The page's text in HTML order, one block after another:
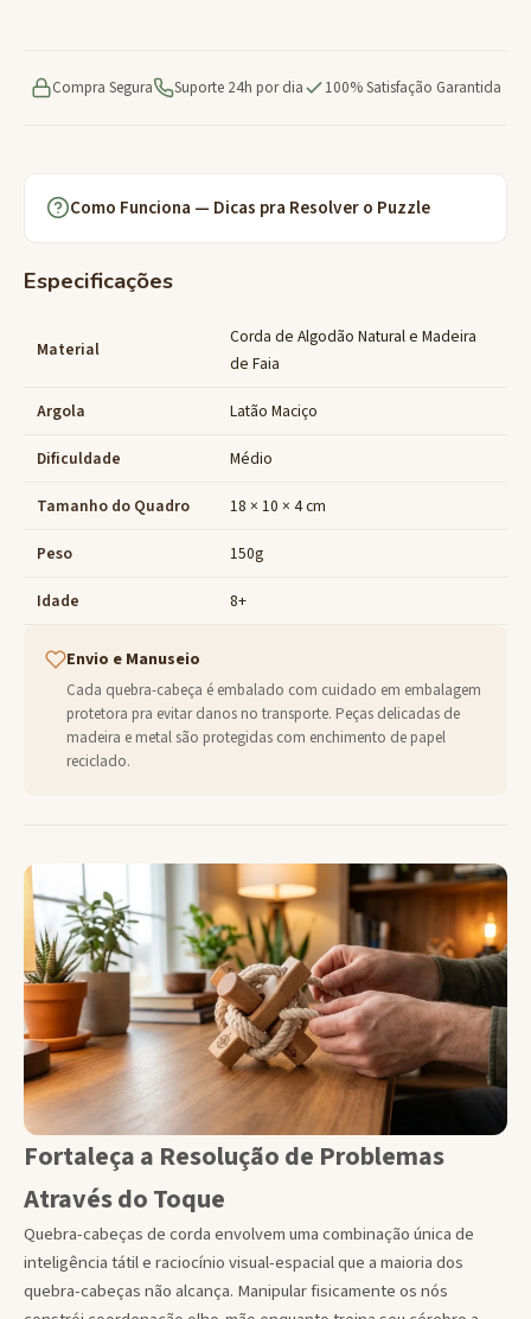
Compra Segura Suporte 24h por dia 100% Satisfação Garantida
Como Funciona — Dicas pra Resolver o Puzzle
Especificações
Material
Corda de Algodão Natural e Madeira
de Faia
Argola Latão Maciço
Dificuldade Médio
Tamanho do Quadro 18 × 10 × 4 cm
Peso 150g
Idade 8+
Envio e Manuseio
Cada quebra-cabeça é embalado com cuidado em embalagem
protetora pra evitar danos no transporte. Peças delicadas de
madeira e metal são protegidas com enchimento de papel
reciclado.
Fortaleça a Resolução de Problemas
Através do Toque
Quebra-cabeças de corda envolvem uma combinação única de
inteligência tátil e raciocínio visual-espacial que a maioria dos
quebra-cabeças não alcança. Manipular fisicamente os nós